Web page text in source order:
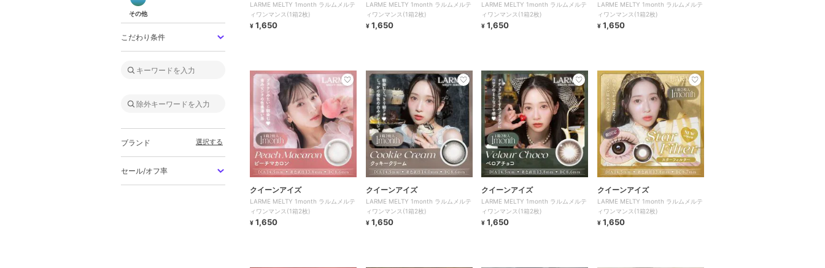
その他
こだわり条件
ブランド 選択する
セール/オフ率
LARME MELTY 1month ラルムメルテ
ィワンマンス(1箱2枚)
¥ 1,650
LARME MELTY 1month ラルムメルテ
ィワンマンス(1箱2枚)
¥ 1,650
LARME MELTY 1month ラルムメルテ
ィワンマンス(1箱2枚)
¥ 1,650
LARME MELTY 1month ラルムメルテ
ィワンマンス(1箱2枚)
¥ 1,650
クイーンアイズ
LARME MELTY 1month ラルムメルテ
ィワンマンス(1箱2枚)
¥ 1,650
クイーンアイズ
LARME MELTY 1month ラルムメルテ
ィワンマンス(1箱2枚)
¥ 1,650
クイーンアイズ
LARME MELTY 1month ラルムメルテ
ィワンマンス(1箱2枚)
¥ 1,650
クイーンアイズ
LARME MELTY 1month ラルムメルテ
ィワンマンス(1箱2枚)
¥ 1,650